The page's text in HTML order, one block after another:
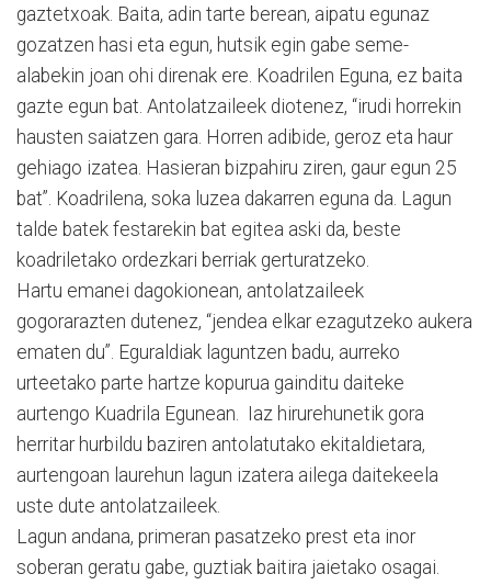
gaztetxoak. Baita, adin tarte berean, aipatu egunaz
gozatzen hasi eta egun, hutsik egin gabe seme-
alabekin joan ohi direnak ere. Koadrilen Eguna, ez baita
gazte egun bat. Antolatzaileek diotenez, “irudi horrekin
hausten saiatzen gara. Horren adibide, geroz eta haur
gehiago izatea. Hasieran bizpahiru ziren, gaur egun 25
bat”. Koadrilena, soka luzea dakarren eguna da. Lagun
talde batek festarekin bat egitea aski da, beste
koadriletako ordezkari berriak gerturatzeko.
Hartu emanei dagokionean, antolatzaileek
gogorarazten dutenez, “jendea elkar ezagutzeko aukera
ematen du”. Eguraldiak laguntzen badu, aurreko
urteetako parte hartze kopurua gainditu daiteke
aurtengo Kuadrila Egunean. Iaz hirurehunetik gora
herritar hurbildu baziren antolatutako ekitaldietara,
aurtengoan laurehun lagun izatera ailega daitekeela
uste dute antolatzaileek.
Lagun andana, primeran pasatzeko prest eta inor
soberan geratu gabe, guztiak baitira jaietako osagai.